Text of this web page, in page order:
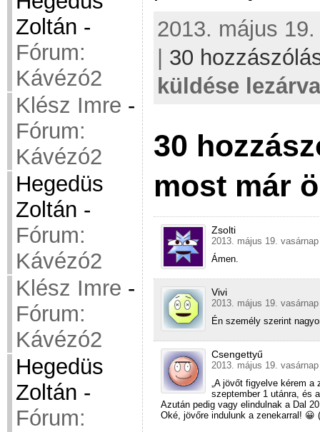
Zoltán -
Fórum:
Kávézó2
Klész Imre -
Fórum:
Kávézó2
Hegedüs
Zoltán -
Fórum:
Kávézó2
Klész Imre -
Fórum:
Kávézó2
Hegedüs
Zoltán -
Fórum:
2013. május
30
küldése
30
most már
Zsolti
2013. május 19.
Ámen.
Vivi
2013. május 19.
Én személy szerint
Csengettyű
2013. május 19.
„A jövőt figyelve kérem
szeptember 1 utánra, és
Azután pedig vagy elindulnak a Dal
Oké, jövőre indulunk a zenekarral!